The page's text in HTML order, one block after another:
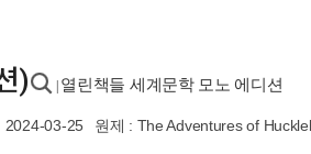
) 열린책들 세계문학 모노 에디션
2024-03-25 원제 : The Adventures of